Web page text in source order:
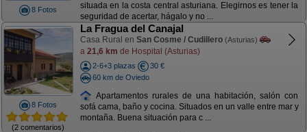
8 Fotos
situada en la costa central asturiana. Elegirnos es tener la
seguridad de acertar, hágalo y no ...
8 Fotos
(2 comentarios)
La Fragua del Canajal
Casa Rural en San Cosme / Cudillero (Asturias)
a 21,6 km de Hospital (Asturias)
2-6+3 plazas
30 €
60 km de Oviedo
Apartamentos rurales de una habitación, salón con
sofá cama, baño y cocina. Situados en un valle entre mar y
montaña. Buena situación para c ...